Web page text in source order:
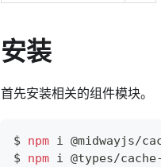
安装
首先安装相关的组件模块。
$ npm i @midwayjs/
$ npm i @types/